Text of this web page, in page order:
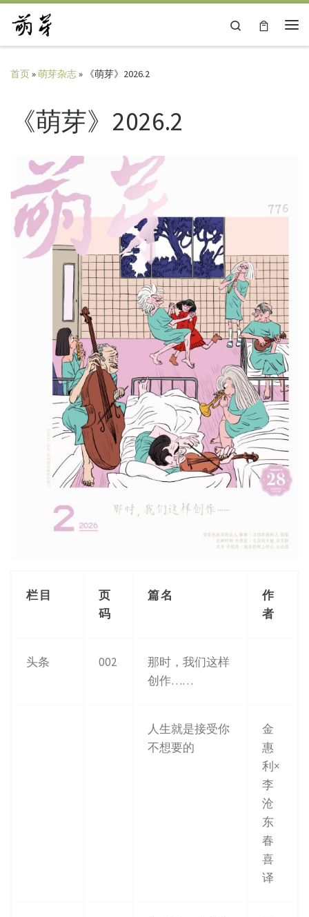
Skip to content
Search
首页»萌芽杂志» 《萌芽》2026.2
《萌芽》2026.2
栏目
页
码
篇名
作
者
头条 002
那时，我们这样
创作……
人生就是接受你
不想要的
金
惠
利×
李
沧
东
春
喜
译